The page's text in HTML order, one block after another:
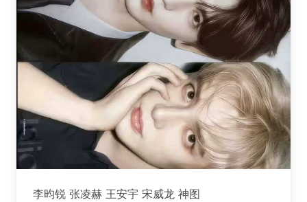
李昀锐 张凌赫 王安宇 宋威龙 神图